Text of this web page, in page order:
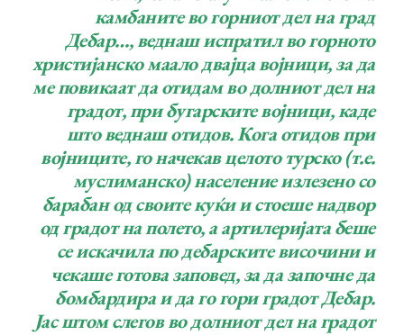
камбаните во горниот дел на град
Дебар…, веднаш испратил во горното
христијанско маало двајца војници, за да
ме повикаат да отидам во долниот дел на
градот, при бугарските војници, каде
што веднаш отидов. Кога отидов при
војниците, го начекав целото турско (т.е.
муслиманско) население излезено со
барабан од своите куќи и стоеше надвор
од градот на полето, а артилеријата беше
се искачила по дебарските височини и
чекаше готова заповед, за да започне да
бомбардира и да го гори градот Дебар.
Јас штом слегов во долниот дел на градот